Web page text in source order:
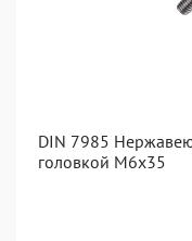
DIN 7985
головкой М6х35